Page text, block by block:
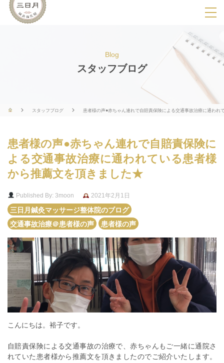
SPメニ
ー
展
用
ボ
Blog
スタッフブログ
スタッフブログ 患者様の声●赤ちゃん連れで自賠責保険による交通事故治療に通わ
患者様の声●赤ちゃん連れで自賠責保険に
よる交通事故治療に通われている患者様
から推薦文を頂きました★
Published By: 3moon
2021年2月1日
三日月鍼灸マッサージ整体院のブログ
交通事故治療＠患者様の声
患者様の声
こんにちは。裕子です。
自賠責保険による交通事故の治療で、赤ちゃんもご一緒に通院さ
れていた患者様から推薦文を頂きましたのでご紹介いたします。